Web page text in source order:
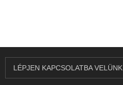
LÉPJEN KAPCSOLATBA VELÜNK